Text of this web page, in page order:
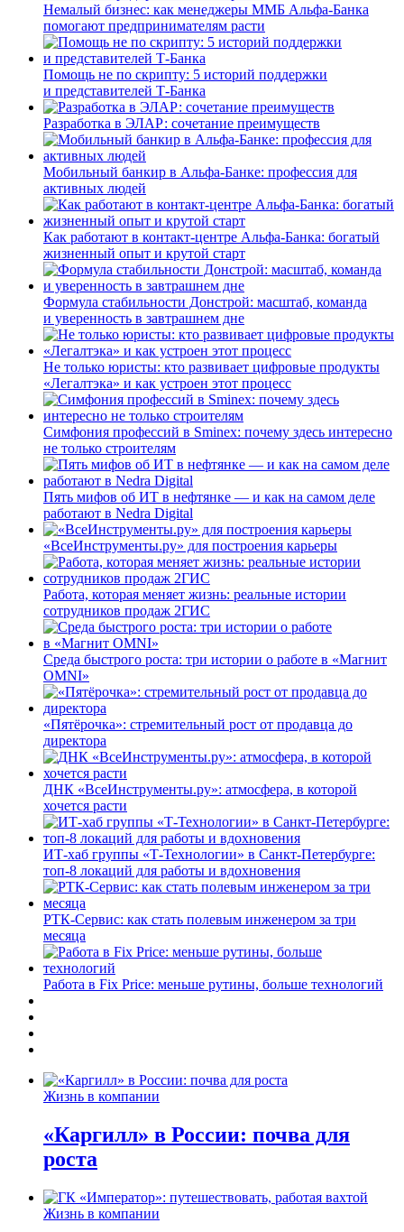
Немалый бизнес: как менеджеры ММБ Альфа-Банка
помогают предпринимателям расти
Помощь не по скрипту: 5 историй поддержки
и представителей Т-Банка
Разработка в ЭЛАР: сочетание преимуществ
Мобильный банкир в Альфа-Банке: профессия для
активных людей
Как работают в контакт-центре Альфа-Банка: богатый
жизненный опыт и крутой старт
Формула стабильности Донстрой: масштаб, команда
и уверенность в завтрашнем дне
Не только юристы: кто развивает цифровые продукты
«Легалтэка» и как устроен этот процесс
Симфония профессий в Sminex: почему здесь интересно
не только строителям
Пять мифов об ИТ в нефтянке — и как на самом деле
работают в Nedra Digital
«ВсеИнструменты.ру» для построения карьеры
Работа, которая меняет жизнь: реальные истории
сотрудников продаж 2ГИС
Среда быстрого роста: три истории о работе в «Магнит
OMNI»
«Пятёрочка»: стремительный рост от продавца до
директора
ДНК «ВсеИнструменты.ру»: атмосфера, в которой
хочется расти
ИТ-хаб группы «Т-Технологии» в Санкт-Петербурге:
топ-8 локаций для работы и вдохновения
РТК-Сервис: как стать полевым инженером за три
месяца
Работа в Fix Price: меньше рутины, больше технологий
Жизнь в компании
«Каргилл» в России: почва для
роста
Жизнь в компании